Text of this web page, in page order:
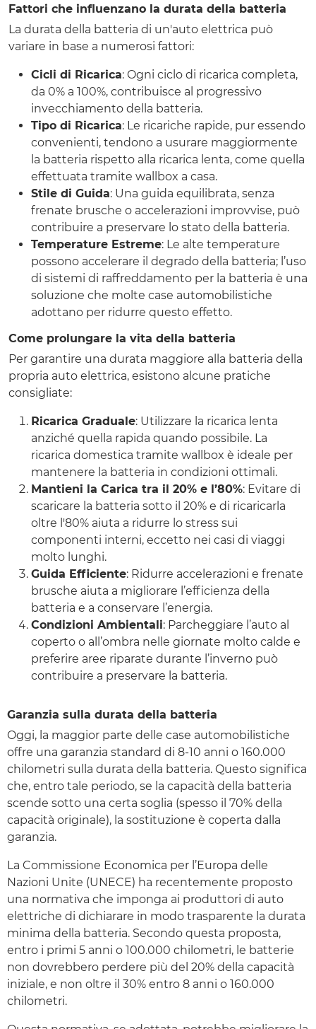
Fattori che influenzano la durata della batteria
La durata della batteria di un'auto elettrica può
variare in base a numerosi fattori:
Cicli di Ricarica: Ogni ciclo di ricarica completa,
da 0% a 100%, contribuisce al progressivo
invecchiamento della batteria.
Tipo di Ricarica: Le ricariche rapide, pur essendo
convenienti, tendono a usurare maggiormente
la batteria rispetto alla ricarica lenta, come quella
effettuata tramite wallbox a casa.
Stile di Guida: Una guida equilibrata, senza
frenate brusche o accelerazioni improvvise, può
contribuire a preservare lo stato della batteria.
Temperature Estreme: Le alte temperature
possono accelerare il degrado della batteria; l’uso
di sistemi di raffreddamento per la batteria è una
soluzione che molte case automobilistiche
adottano per ridurre questo effetto.
Come prolungare la vita della batteria
Per garantire una durata maggiore alla batteria della
propria auto elettrica, esistono alcune pratiche
consigliate:
Ricarica Graduale: Utilizzare la ricarica lenta
anziché quella rapida quando possibile. La
ricarica domestica tramite wallbox è ideale per
mantenere la batteria in condizioni ottimali.
Mantieni la Carica tra il 20% e l’80%: Evitare di
scaricare la batteria sotto il 20% e di ricaricarla
oltre l'80% aiuta a ridurre lo stress sui
componenti interni, eccetto nei casi di viaggi
molto lunghi.
Guida Efficiente: Ridurre accelerazioni e frenate
brusche aiuta a migliorare l’efficienza della
batteria e a conservare l’energia.
Condizioni Ambientali: Parcheggiare l’auto al
coperto o all’ombra nelle giornate molto calde e
preferire aree riparate durante l’inverno può
contribuire a preservare la batteria.
Garanzia sulla durata della batteria
Oggi, la maggior parte delle case automobilistiche
offre una garanzia standard di 8-10 anni o 160.000
chilometri sulla durata della batteria. Questo significa
che, entro tale periodo, se la capacità della batteria
scende sotto una certa soglia (spesso il 70% della
capacità originale), la sostituzione è coperta dalla
garanzia.
La Commissione Economica per l’Europa delle
Nazioni Unite (UNECE) ha recentemente proposto
una normativa che imponga ai produttori di auto
elettriche di dichiarare in modo trasparente la durata
minima della batteria. Secondo questa proposta,
entro i primi 5 anni o 100.000 chilometri, le batterie
non dovrebbero perdere più del 20% della capacità
iniziale, e non oltre il 30% entro 8 anni o 160.000
chilometri.